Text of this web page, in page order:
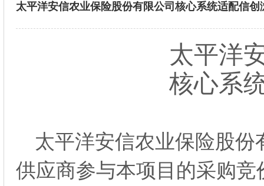
太平洋安信农业保险股份有限公司核心系统适配信
太平洋
核心系
太平洋安信农业保险股份
供应商参与本项目的采购